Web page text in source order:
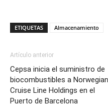
ETIQUETAS Almacenamiento
Artículo anterior
Cepsa inicia el suministro de
biocombustibles a Norwegian
Cruise Line Holdings en el
Puerto de Barcelona